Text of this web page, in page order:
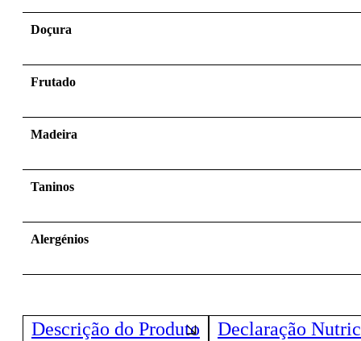
Doçura
Frutado
Madeira
Taninos
Alergénios
Descrição do Produto
Declaração